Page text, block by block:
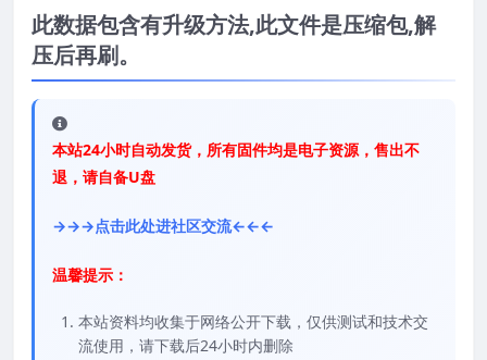
此数据包含有升级方法,此文件是压缩包,解
压后再刷。
本站24小时自动发货，所有固件均是电子资源，售出不
退，请自备U盘
→→→点击此处进社区交流←←←
温馨提示：
本站资料均收集于网络公开下载，仅供测试和技术交
流使用，请下载后24小时内删除